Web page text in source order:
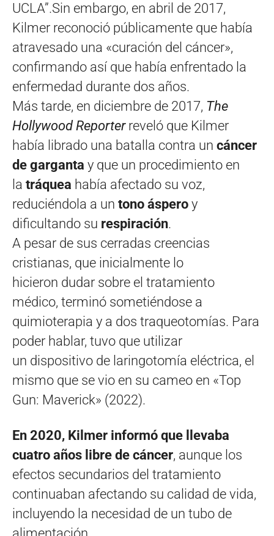
UCLA”.Sin embargo, en abril de 2017,
Kilmer reconoció públicamente que había
atravesado una «curación del cáncer»,
confirmando así que había enfrentado la
enfermedad durante dos años.
Más tarde, en diciembre de 2017, The
Hollywood Reporterreveló que Kilmer
había librado una batalla contra un cáncer
de garganta y que un procedimiento en
la tráquea había afectado su voz,
reduciéndola a un tono áspero y
dificultando su respiración.
A pesar de sus cerradas creencias
cristianas, que inicialmente lo
hicieron dudar sobre el tratamiento
médico, terminó sometiéndose a
quimioterapia y a dos traqueotomías. Para
poder hablar, tuvo que utilizar
un dispositivo de laringotomía eléctrica, el
mismo que se vio en su cameo en «Top
Gun: Maverick» (2022).
En 2020, Kilmer informó que llevaba
cuatro años libre de cáncer, aunque los
efectos secundarios del tratamiento
continuaban afectando su calidad de vida,
incluyendo la necesidad de un tubo de